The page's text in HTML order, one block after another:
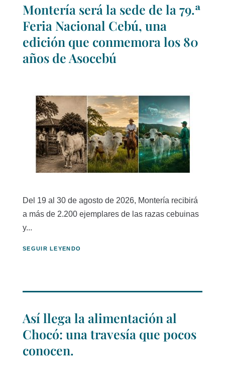
Montería será la sede de la 79.ª
Feria Nacional Cebú, una
edición que conmemora los 80
años de Asocebú
Del 19 al 30 de agosto de 2026, Montería recibirá
a más de 2.200 ejemplares de las razas cebuinas
y...
SEGUIR LEYENDO
Así llega la alimentación al
Chocó: una travesía que pocos
conocen.